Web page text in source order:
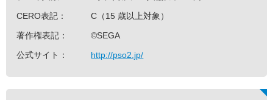
CERO表記：
C（15 歳以上対象）
著作権表記：
©SEGA
公式サイト：
http://pso2.jp/